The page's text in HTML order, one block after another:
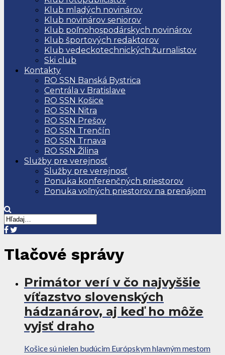
Klub mladých novinárov
Klub novinárov seniorov
Klub poľnohospodárskych novinárov
Klub športových redaktorov
Klub vedeckotechnických žurnalistov
Ski club
Kontakty
RO SSN Banská Bystrica
Centrála v Bratislave
RO SSN Košice
RO SSN Nitra
RO SSN Prešov
RO SSN Trenčín
RO SSN Trnava
RO SSN Žilina
Služby pre verejnosť
Služby pre verejnosť
Ponuka konferenčných priestorov
Ponuka voľných priestorov na prenájom
Tlačové správy
Primátor verí v čo najvyššie
víťazstvo slovenských
hádzanárov, aj keď ho môže
vyjsť draho
Košice sú nielen budúcim Európskym hlavným mestom